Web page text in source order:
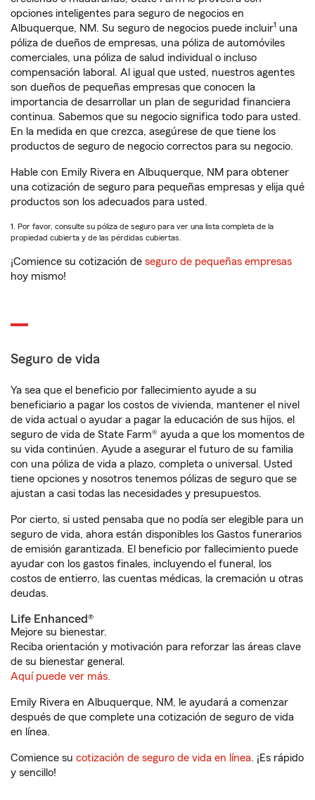
opciones inteligentes para seguro de negocios en
Albuquerque, NM. Su seguro de negocios puede incluir1 una
póliza de dueños de empresas, una póliza de automóviles
comerciales, una póliza de salud individual o incluso
compensación laboral. Al igual que usted, nuestros agentes
son dueños de pequeñas empresas que conocen la
importancia de desarrollar un plan de seguridad financiera
continua. Sabemos que su negocio significa todo para usted.
En la medida en que crezca, asegúrese de que tiene los
productos de seguro de negocio correctos para su negocio.
Hable con Emily Rivera en Albuquerque, NM para obtener
una cotización de seguro para pequeñas empresas y elija qué
productos son los adecuados para usted.
1. Por favor, consulte su póliza de seguro para ver una lista completa de la
propiedad cubierta y de las pérdidas cubiertas.
¡Comience su cotización de seguro de pequeñas empresas
hoy mismo!
Seguro de vida
Ya sea que el beneficio por fallecimiento ayude a su
beneficiario a pagar los costos de vivienda, mantener el nivel
de vida actual o ayudar a pagar la educación de sus hijos, el
seguro de vida de State Farm® ayuda a que los momentos de
su vida continúen. Ayude a asegurar el futuro de su familia
con una póliza de vida a plazo, completa o universal. Usted
tiene opciones y nosotros tenemos pólizas de seguro que se
ajustan a casi todas las necesidades y presupuestos.
Por cierto, si usted pensaba que no podía ser elegible para un
seguro de vida, ahora están disponibles los Gastos funerarios
de emisión garantizada. El beneficio por fallecimiento puede
ayudar con los gastos finales, incluyendo el funeral, los
costos de entierro, las cuentas médicas, la cremación u otras
deudas.
Life Enhanced®
Mejore su bienestar.
Reciba orientación y motivación para reforzar las áreas clave
de su bienestar general.
Aquí puede ver más.
Emily Rivera en Albuquerque, NM, le ayudará a comenzar
después de que complete una cotización de seguro de vida
en línea.
Comience su cotización de seguro de vida en línea. ¡Es rápido
y sencillo!